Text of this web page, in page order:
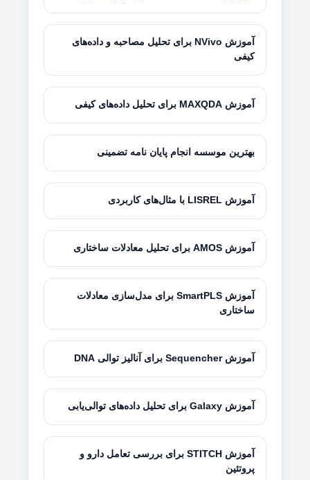
آموزش NVivo برای تحلیل مصاحبه و داده‌های
کیفی
آموزش MAXQDA برای تحلیل داده‌های کیفی
بهترین موسسه انجام پایان نامه تضمینی
آموزش LISREL با مثال‌های کاربردی
آموزش AMOS برای تحلیل معادلات ساختاری
آموزش SmartPLS برای مدل‌سازی معادلات
ساختاری
آموزش Sequencher برای آنالیز توالی DNA
آموزش Galaxy برای تحلیل داده‌های توالی‌یابی
آموزش STITCH برای بررسی تعامل دارو و
پروتئین